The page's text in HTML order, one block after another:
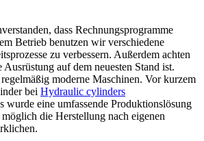
dass Rechnungsprogramme
Betrieb benutzen wir verschiedene
zu verbessern. Außerdem achten
Ausrüstung auf dem neuesten Stand ist.
moderne Maschinen. Vor kurzem
bei Hydraulic cylinders
wurde eine umfassende Produktionslösung
die Herstellung nach eigenen